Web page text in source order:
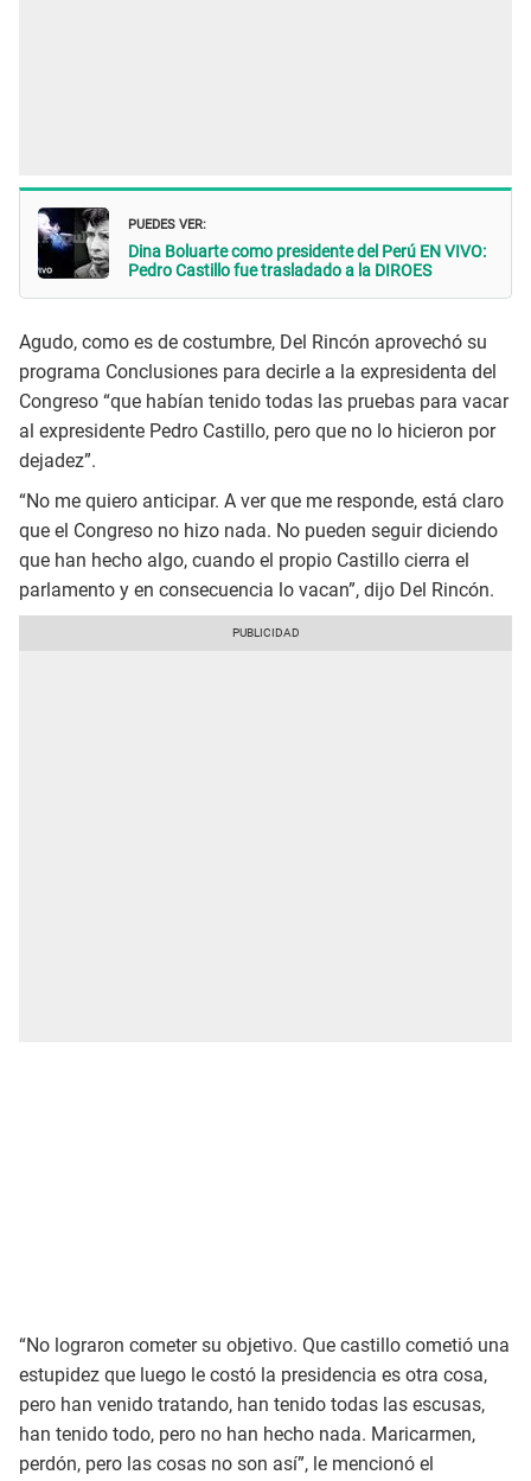
PUEDES VER:
Dina Boluarte como presidente del Perú EN VIVO:
Pedro Castillo fue trasladado a la DIROES
Agudo, como es de costumbre, Del Rincón aprovechó su
programa Conclusiones para decirle a la expresidenta del
Congreso “que habían tenido todas las pruebas para vacar
al expresidente Pedro Castillo, pero que no lo hicieron por
dejadez”.
“No me quiero anticipar. A ver que me responde, está claro
que el Congreso no hizo nada. No pueden seguir diciendo
que han hecho algo, cuando el propio Castillo cierra el
parlamento y en consecuencia lo vacan”, dijo Del Rincón.
“No lograron cometer su objetivo. Que castillo cometió una
estupidez que luego le costó la presidencia es otra cosa,
pero han venido tratando, han tenido todas las escusas,
han tenido todo, pero no han hecho nada. Maricarmen,
perdón, pero las cosas no son así”, le mencionó el